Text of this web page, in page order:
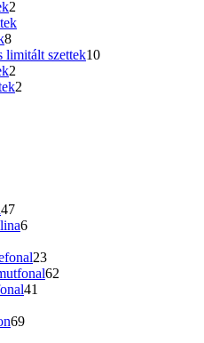
2
8
limitált szettek10
2
2
47
6
23
62
41
69